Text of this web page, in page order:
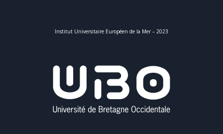
Institut Universitaire Européen de la Mer – 2023